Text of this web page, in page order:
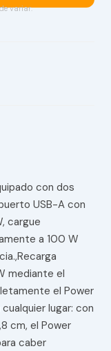
variar.
con dos
USB-A con
cargue
a 100 W
mediante el
el Power
cualquier lugar: con
cm, el Power
caber